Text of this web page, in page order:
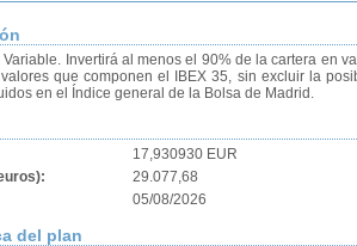
Variable. Invertirá al menos el 90% de la cartera en
que componen el IBEX 35, sin excluir la
en el Índice general de la Bolsa de Madrid.
17,930930 EUR
29.077,68
05/08/2026
del plan